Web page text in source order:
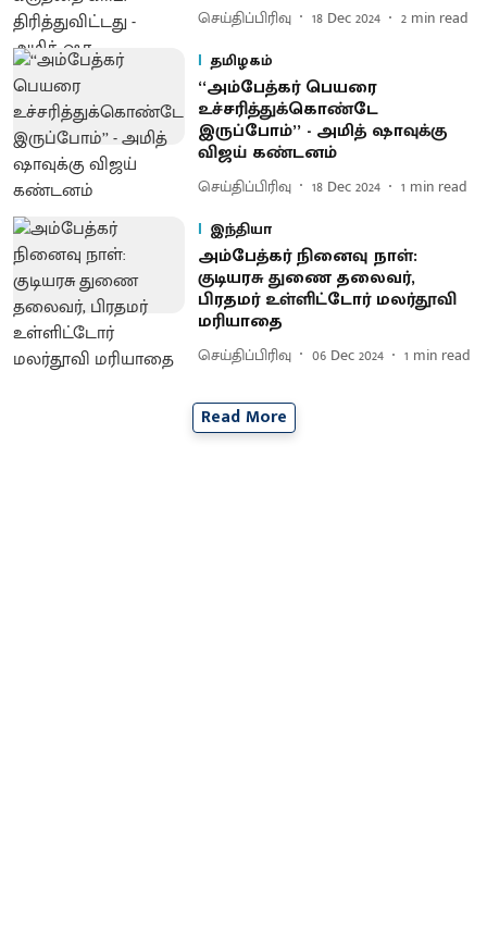
செய்திப்பிரிவு 18 Dec 2024 2 min read
தமிழகம்
‘‘அம்பேத்கர் பெயரை
உச்சரித்துக்கொண்டே
இருப்போம்’’ - அமித் ஷாவுக்கு
விஜய் கண்டனம்
செய்திப்பிரிவு 18 Dec 2024 1 min read
இந்தியா
அம்பேத்கர் நினைவு நாள்:
குடியரசு துணை தலைவர்,
பிரதமர் உள்ளிட்டோர் மலர்தூவி
மரியாதை
செய்திப்பிரிவு 06 Dec 2024 1 min read
Read More